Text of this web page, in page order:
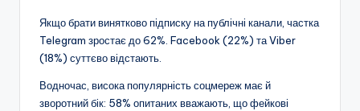
Якщо брати винятково підписку на публічні канали, частка
Telegram зростає до 62%. Facebook (22%) та Viber
(18%) суттєво відстають.
Водночас, висока популярність соцмереж має й
зворотний бік: 58% опитаних вважають, що фейкові